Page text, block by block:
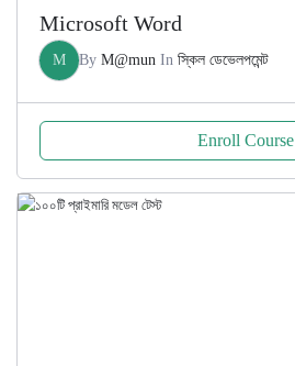
Microsoft Word
M By M@mun In স্কিল ডেভেলপমেন্ট
Enroll Course